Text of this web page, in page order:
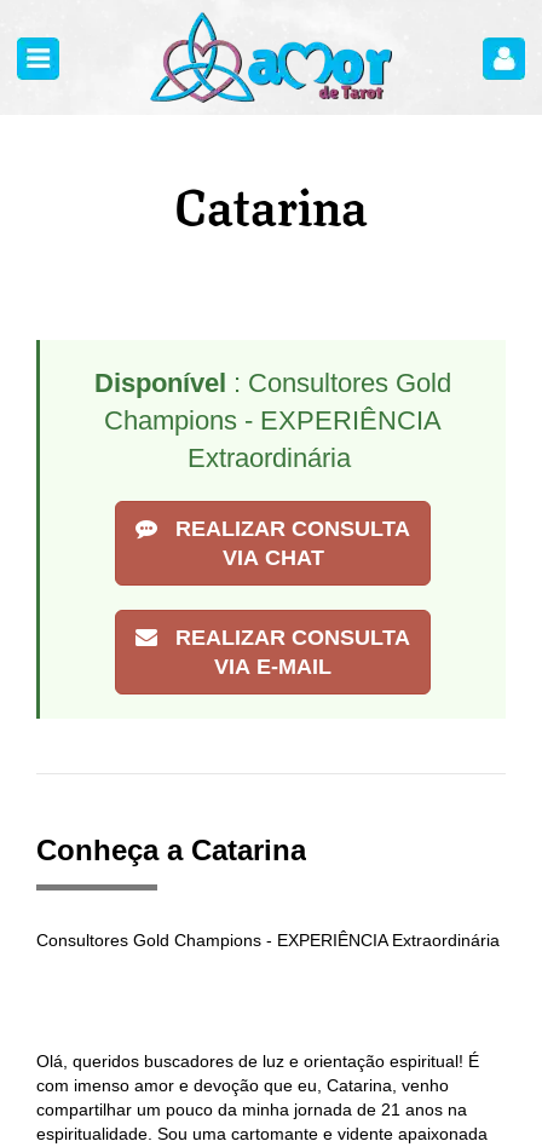
Catarina
Disponível : Consultores Gold
Champions - EXPERIÊNCIA
Extraordinária
REALIZAR CONSULTA
VIA CHAT
REALIZAR CONSULTA
VIA E-MAIL
Conheça a Catarina
Consultores Gold Champions - EXPERIÊNCIA Extraordinária
Olá, queridos buscadores de luz e orientação espiritual! É
com imenso amor e devoção que eu, Catarina, venho
compartilhar um pouco da minha jornada de 21 anos na
espiritualidade. Sou uma cartomante e vidente apaixonada